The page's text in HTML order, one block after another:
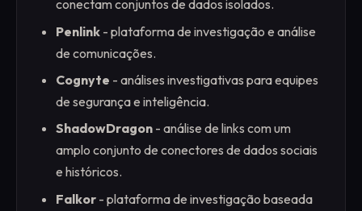
conectam conjuntos de dados isolados.
Penlink - plataforma de investigação e análise
de comunicações.
Cognyte - análises investigativas para equipes
de segurança e inteligência.
ShadowDragon - análise de links com um
amplo conjunto de conectores de dados sociais
e históricos.
Falkor - plataforma de investigação baseada